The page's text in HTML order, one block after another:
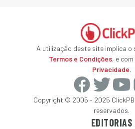
A utilização deste site implica o
Termos e Condições, e com
Privacidade.
Copyright © 2005 - 2025
reservados.
EDITORIAS